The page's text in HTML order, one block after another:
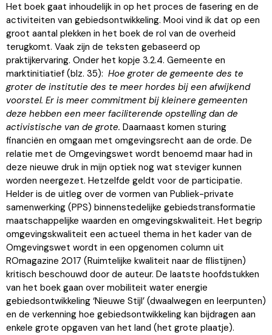
Het boek gaat inhoudelijk in op het proces de fasering en de
activiteiten van gebiedsontwikkeling. Mooi vind ik dat op een
groot aantal plekken in het boek de rol van de overheid
terugkomt. Vaak zijn de teksten gebaseerd op
praktijkervaring. Onder het kopje 3.2.4. Gemeente en
marktinitiatief (blz. 35): Hoe groter de gemeente des te
groter de institutie des te meer hordes bij een afwijkend
voorstel. Er is meer commitment bij kleinere gemeenten
deze hebben een meer faciliterende opstelling dan de
activistische van de grote. Daarnaast komen sturing
financiën en omgaan met omgevingsrecht aan de orde. De
relatie met de Omgevingswet wordt benoemd maar had in
deze nieuwe druk in mijn optiek nog wat steviger kunnen
worden neergezet. Hetzelfde geldt voor de participatie.
Helder is de uitleg over de vormen van Publiek-private
samenwerking (PPS) binnenstedelijke gebiedstransformatie
maatschappelijke waarden en omgevingskwaliteit. Het begrip
omgevingskwaliteit een actueel thema in het kader van de
Omgevingswet wordt in een opgenomen column uit
ROmagazine 2017 (Ruimtelijke kwaliteit naar de filistijnen)
kritisch beschouwd door de auteur. De laatste hoofdstukken
van het boek gaan over mobiliteit water energie
gebiedsontwikkeling ‘Nieuwe Stijl’ (dwaalwegen en leerpunten)
en de verkenning hoe gebiedsontwikkeling kan bijdragen aan
enkele grote opgaven van het land (het grote plaatje).